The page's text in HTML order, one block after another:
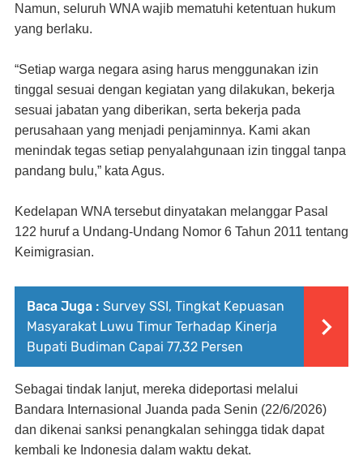
Namun, seluruh WNA wajib mematuhi ketentuan hukum
yang berlaku.
“Setiap warga negara asing harus menggunakan izin
tinggal sesuai dengan kegiatan yang dilakukan, bekerja
sesuai jabatan yang diberikan, serta bekerja pada
perusahaan yang menjadi penjaminnya. Kami akan
menindak tegas setiap penyalahgunaan izin tinggal tanpa
pandang bulu,” kata Agus.
Kedelapan WNA tersebut dinyatakan melanggar Pasal
122 huruf a Undang-Undang Nomor 6 Tahun 2011 tentang
Keimigrasian.
Baca Juga : Survey SSI, Tingkat Kepuasan
Masyarakat Luwu Timur Terhadap Kinerja
Bupati Budiman Capai 77,32 Persen
Sebagai tindak lanjut, mereka dideportasi melalui
Bandara Internasional Juanda pada Senin (22/6/2026)
dan dikenai sanksi penangkalan sehingga tidak dapat
kembali ke Indonesia dalam waktu dekat.